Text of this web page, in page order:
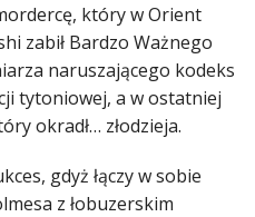
który w Orient
zabił Bardzo Ważnego
naruszającego kodeks
tytoniowej, a w ostatniej
okradł… złodzieja.
gdyż łączy w sobie
z łobuzerskim